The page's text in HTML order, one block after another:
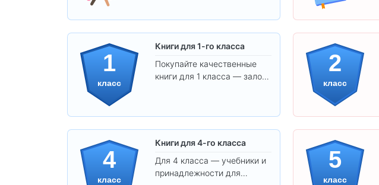
1
класс
Книги для 1-го класса
Покупайте качественные
книги для 1 класса — залог
2
класс
4
класс
Книги для 4-го класса
Для 4 класса — учебники и
принадлежности для
5
класс